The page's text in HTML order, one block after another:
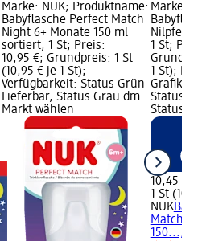
Marke: NUK; Produktname:
Babyflasche Perfect Match
Night 6+ Monate 150 ml
sortiert, 1 St; Preis:
10,95 €; Grundpreis: 1 St
(10,95 € je 1 St);
Verfügbarkeit: Status Grün
Lieferbar, Status Grau dm
Markt wählen
Marke:
Nilpferd
1 St;
1 St);
Grafik;
Status
Status
10,45 €
1 St
NUK
Match
150..., 1